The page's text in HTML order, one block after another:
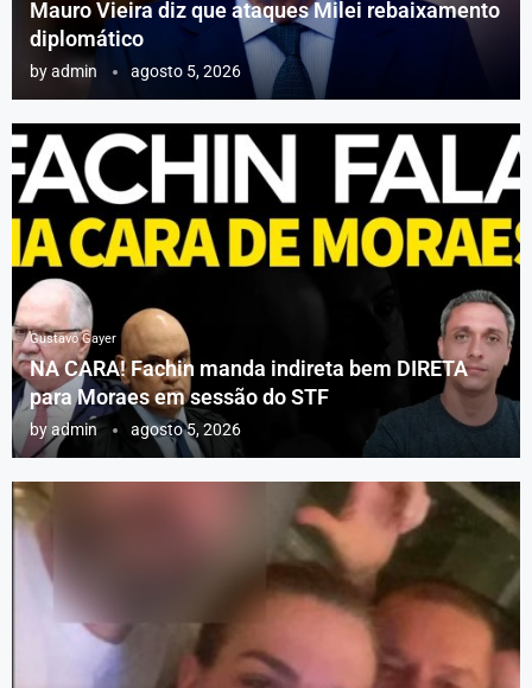
Mauro Vieira diz que ataques Milei rebaixamento
diplomático
byadmin agosto 5, 2026
Gustavo Gayer
NA CARA! Fachin manda indireta bem DIRETA
para Moraes em sessão do STF
byadmin agosto 5, 2026